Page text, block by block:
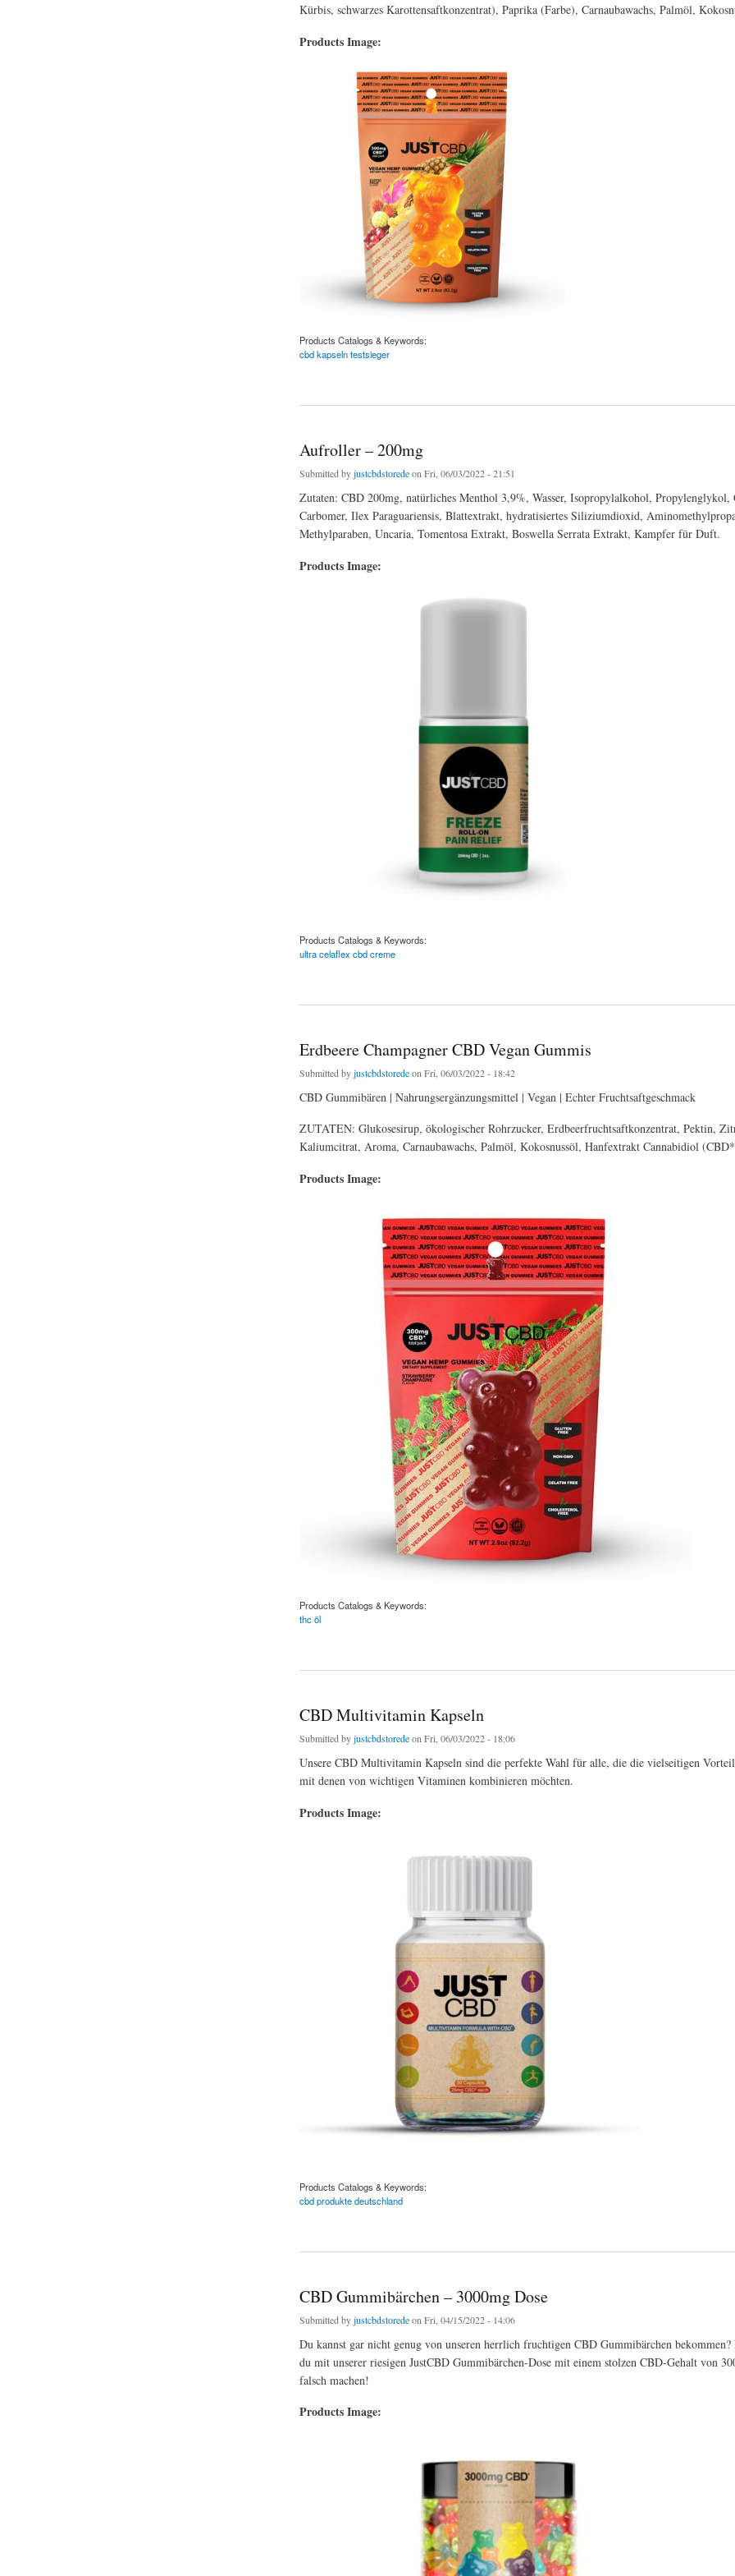
Kürbis, schwarzes Karottensaftkonzentrat), Paprika (Farbe), Carnaubawachs, Palmöl,
Products Image:
Products Catalogs & Keywords:
cbd kapseln testsieger
Aufroller – 200mg
Submitted byjustcbdstoredeon Fri, 06/03/2022 - 21:51
Zutaten: CBD 200mg, natürliches Menthol 3,9%, Wasser, Isopropylalkohol, Propylenglykol,
Carbomer, Ilex Paraguariensis, Blattextrakt, hydratisiertes Siliziumdioxid,
Methylparaben, Uncaria, Tomentosa Extrakt, Boswella Serrata Extrakt, Kampfer für Duft.
Products Image:
Products Catalogs & Keywords:
ultra celaflex cbd creme
Erdbeere Champagner CBD Vegan Gummis
Submitted byjustcbdstoredeon Fri, 06/03/2022 - 18:42
CBD Gummibären | Nahrungsergänzungsmittel | Vegan | Echter Fruchtsaftgeschmack
ZUTATEN: Glukosesirup, ökologischer Rohrzucker, Erdbeerfruchtsaftkonzentrat, Pektin,
Kaliumcitrat, Aroma, Carnaubawachs, Palmöl, Kokosnussöl, Hanfextrakt Cannabidiol
Products Image:
Products Catalogs & Keywords:
thc öl
CBD Multivitamin Kapseln
Submitted byjustcbdstoredeon Fri, 06/03/2022 - 18:06
Unsere CBD Multivitamin Kapseln sind die perfekte Wahl für alle, die die vielseitigen
mit denen von wichtigen Vitaminen kombinieren möchten.
Products Image:
Products Catalogs & Keywords:
cbd produkte deutschland
CBD Gummibärchen – 3000mg Dose
Submitted byjustcbdstoredeon Fri, 04/15/2022 - 14:06
Du kannst gar nicht genug von unseren herrlich fruchtigen CBD Gummibärchen bekommen?
du mit unserer riesigen JustCBD Gummibärchen-Dose mit einem stolzen CBD-Gehalt von
falsch machen!
Products Image: